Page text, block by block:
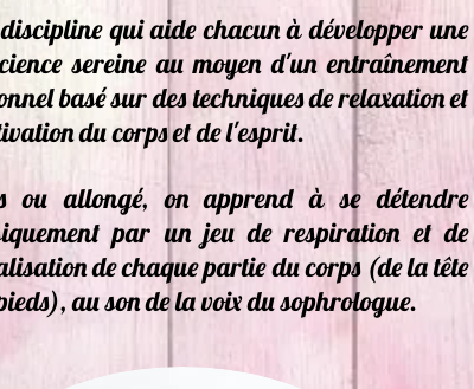
qui aide chacun à développer une
sereine au moyen d'un entraînement
basé sur des techniques de relaxation et
du corps et de l'esprit.
ou allongé, on apprend à se détendre
par un jeu de respiration et de
de chaque partie du corps (de la tête
au son de la voix du sophrologue.